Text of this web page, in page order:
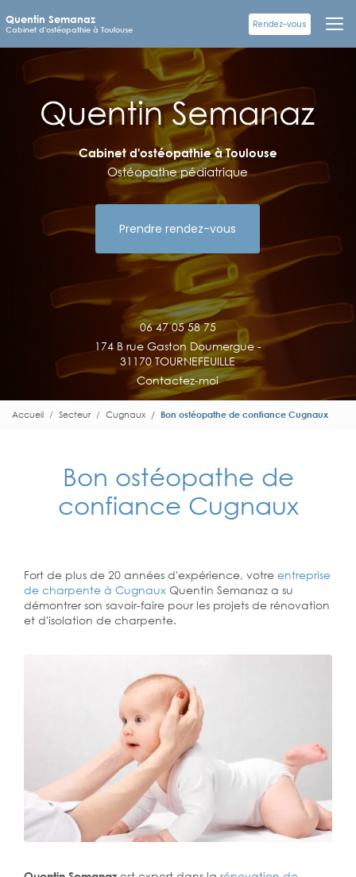
au
principal
Quentin Semanaz
Cabinet d'ostéopathie à Toulouse
Rendez-vous
Cabinet d'ostéopathie à Toulouse
Ostéopathe pédiatrique
Prendre rendez-vous
06 47 05 58 75
174 B rue Gaston Doumergue -
31170 TOURNEFEUILLE
Contactez-moi
Accueil Secteur Cugnaux Bon ostéopathe de confiance Cugnaux
Bon ostéopathe de
confiance Cugnaux
Fort de plus de 20 années d'expérience, votre entreprise
de charpente à Cugnaux Quentin Semanaz a su
démontrer son savoir-faire pour les projets de rénovation
et d'isolation de charpente.